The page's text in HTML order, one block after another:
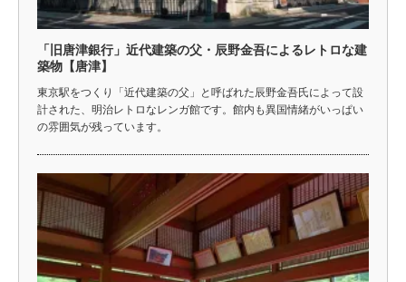
「旧唐津銀行」近代建築の父・辰野金吾によるレトロな建
築物【唐津】
東京駅をつくり「近代建築の父」と呼ばれた辰野金吾氏によって設
計された、明治レトロなレンガ館です。館内も異国情緒がいっぱい
の雰囲気が残っています。